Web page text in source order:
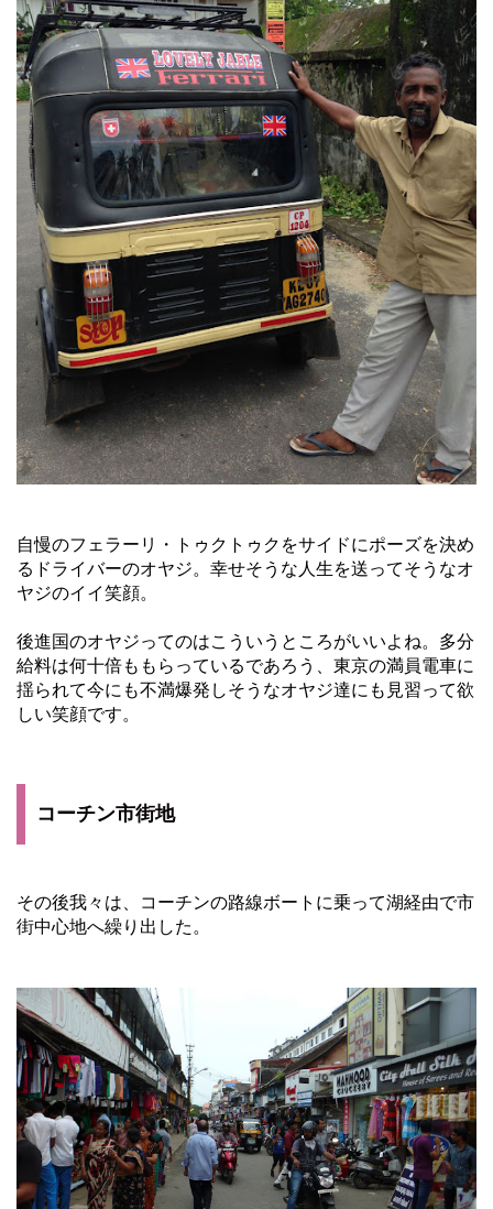
自慢のフェラーリ・トゥクトゥクをサイドにポーズを決め
るドライバーのオヤジ。幸せそうな人生を送ってそうなオ
ヤジのイイ笑顔。
後進国のオヤジってのはこういうところがいいよね。多分
給料は何十倍ももらっているであろう、東京の満員電車に
揺られて今にも不満爆発しそうなオヤジ達にも見習って欲
しい笑顔です。
コーチン市街地
その後我々は、コーチンの路線ボートに乗って湖経由で市
街中心地へ繰り出した。